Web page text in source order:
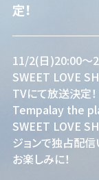
定！
11/2(日)20:00～
SWEET LOVE
TVにて放送決定！
Tempalay the
SWEET LOVE
ジョンで独占配信
お楽しみに！